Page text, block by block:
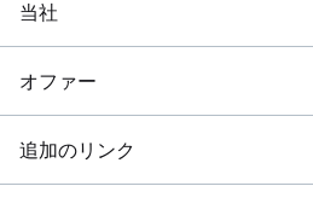
当社
オファー
追加のリンク